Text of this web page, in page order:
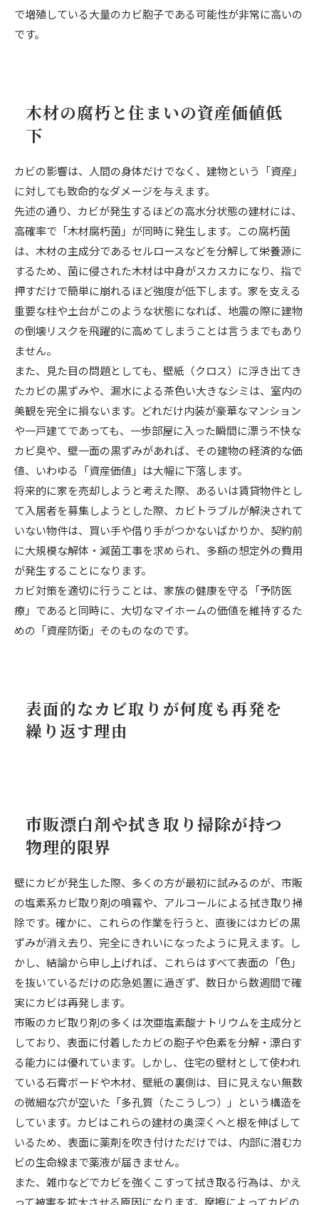
で増殖している大量のカビ胞子である可能性が非常に高いの
です。
木材の腐朽と住まいの資産価値低
下
カビの影響は、人間の身体だけでなく、建物という「資産」
に対しても致命的なダメージを与えます。
先述の通り、カビが発生するほどの高水分状態の建材には、
高確率で「木材腐朽菌」が同時に発生します。この腐朽菌
は、木材の主成分であるセルロースなどを分解して栄養源に
するため、菌に侵された木材は中身がスカスカになり、指で
押すだけで簡単に崩れるほど強度が低下します。家を支える
重要な柱や土台がこのような状態になれば、地震の際に建物
の倒壊リスクを飛躍的に高めてしまうことは言うまでもあり
ません。
また、見た目の問題としても、壁紙（クロス）に浮き出てき
たカビの黒ずみや、漏水による茶色い大きなシミは、室内の
美観を完全に損ないます。どれだけ内装が豪華なマンション
や一戸建てであっても、一歩部屋に入った瞬間に漂う不快な
カビ臭や、壁一面の黒ずみがあれば、その建物の経済的な価
値、いわゆる「資産価値」は大幅に下落します。
将来的に家を売却しようと考えた際、あるいは賃貸物件とし
て入居者を募集しようとした際、カビトラブルが解決されて
いない物件は、買い手や借り手がつかないばかりか、契約前
に大規模な解体・減菌工事を求められ、多額の想定外の費用
が発生することになります。
カビ対策を適切に行うことは、家族の健康を守る「予防医
療」であると同時に、大切なマイホームの価値を維持するた
めの「資産防衛」そのものなのです。
表面的なカビ取りが何度も再発を
繰り返す理由
市販漂白剤や拭き取り掃除が持つ
物理的限界
壁にカビが発生した際、多くの方が最初に試みるのが、市販
の塩素系カビ取り剤の噴霧や、アルコールによる拭き取り掃
除です。確かに、これらの作業を行うと、直後にはカビの黒
ずみが消え去り、完全にきれいになったように見えます。し
かし、結論から申し上げれば、これらはすべて表面の「色」
を抜いているだけの応急処置に過ぎず、数日から数週間で確
実にカビは再発します。
市販のカビ取り剤の多くは次亜塩素酸ナトリウムを主成分と
しており、表面に付着したカビの胞子や色素を分解・漂白す
る能力には優れています。しかし、住宅の壁材として使われ
ている石膏ボードや木材、壁紙の裏側は、目に見えない無数
の微細な穴が空いた「多孔質（たこうしつ）」という構造を
しています。カビはこれらの建材の奥深くへと根を伸ばして
いるため、表面に薬剤を吹き付けただけでは、内部に潜むカ
ビの生命線まで薬液が届きません。
また、雑巾などでカビを強くこすって拭き取る行為は、かえ
って被害を拡大させる原因になります。摩擦によってカビの